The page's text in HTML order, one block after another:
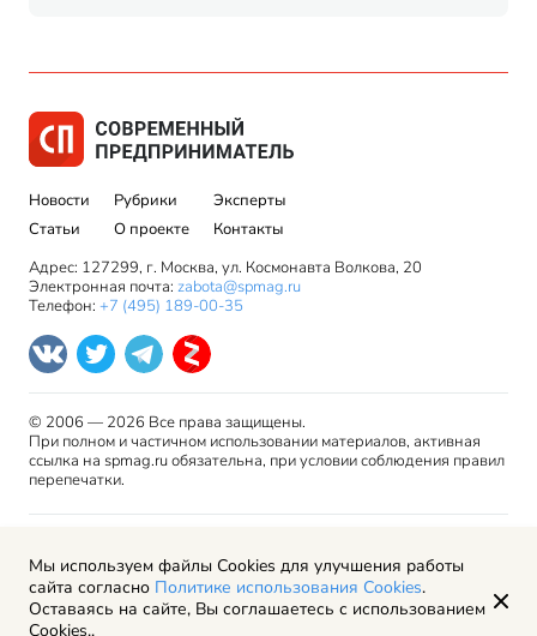
Новости
Статьи
Рубрики
О проекте
Эксперты
Контакты
Адрес: 127299, г. Москва, ул. Космонавта Волкова, 20
Электронная почта: zabota@spmag.ru
Телефон: +7 (495) 189-00-35
© 2006 — 2026 Все права защищены.
При полном и частичном использовании материалов, активная
ссылка на spmag.ru обязательна, при условии соблюдения правил
перепечатки.
права
Пользовательское соглашение
Политика обработки персональных данных
Рекламодателям
Мы используем файлы Cookies для улучшения работы
сайта согласно Политике использования Cookies.
Оставаясь на сайте, Вы соглашаетесь с использованием
Cookies..